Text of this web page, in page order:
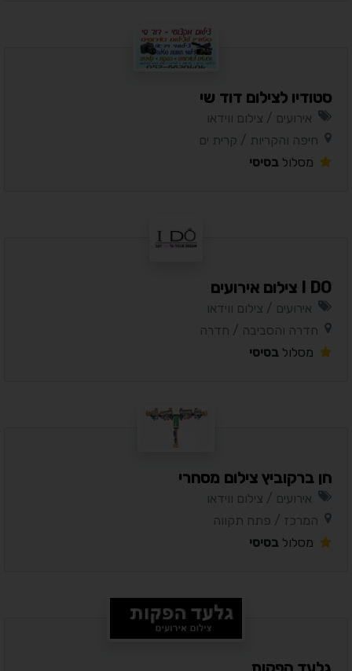
סטודיו לצילום דוד שי
אירועים / צילום ווידאו
חיפה והקריות / קרית ים
מסלול בסיסי
I DO צילום אירועים
אירועים / צילום ווידאו
חדרה והסביבה / חדרה
מסלול בסיסי
חן ברקוביץ צילום מסחרי
אירועים / צילום ווידאו
המרכז / פתח תקווה
מסלול בסיסי